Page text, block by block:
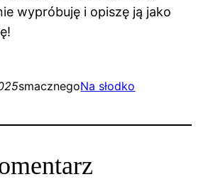
wypróbuję i opiszę ją jako
smacznegoNa słodko